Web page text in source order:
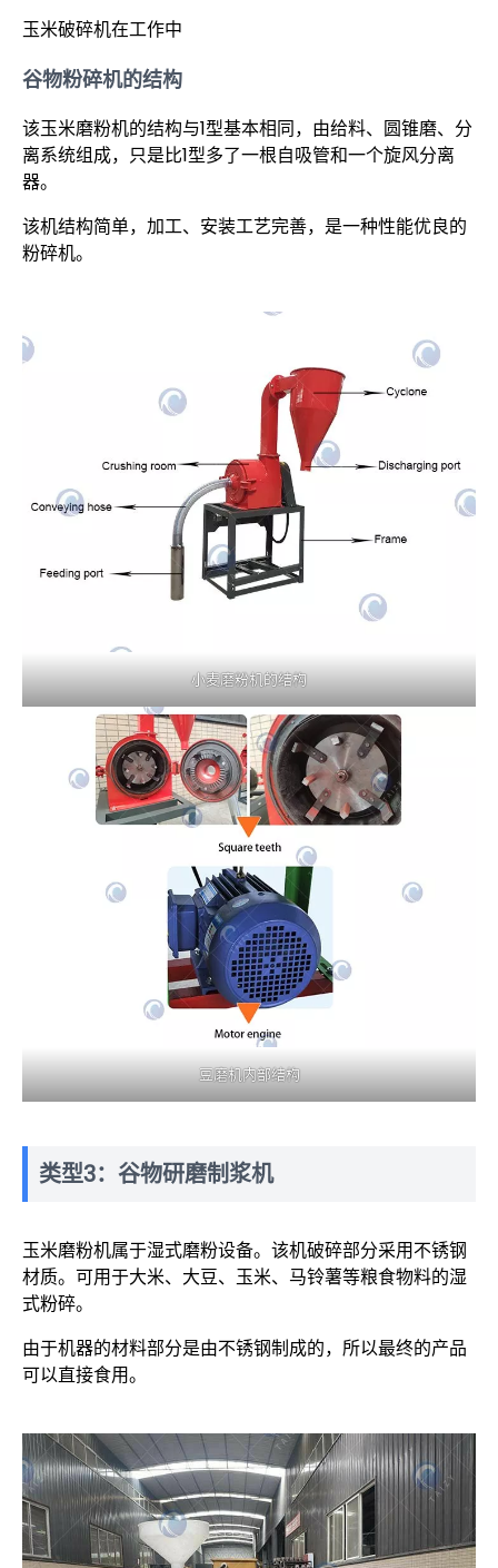
玉米破碎机在工作中
谷物粉碎机的结构
该玉米磨粉机的结构与1型基本相同，由给料、圆锥磨、分
离系统组成，只是比1型多了一根自吸管和一个旋风分离
器。
该机结构简单，加工、安装工艺完善，是一种性能优良的
粉碎机。
小麦磨粉机的结构
豆磨机内部结构
类型3：谷物研磨制浆机
玉米磨粉机属于湿式磨粉设备。该机破碎部分采用不锈钢
材质。可用于大米、大豆、玉米、马铃薯等粮食物料的湿
式粉碎。
由于机器的材料部分是由不锈钢制成的，所以最终的产品
可以直接食用。